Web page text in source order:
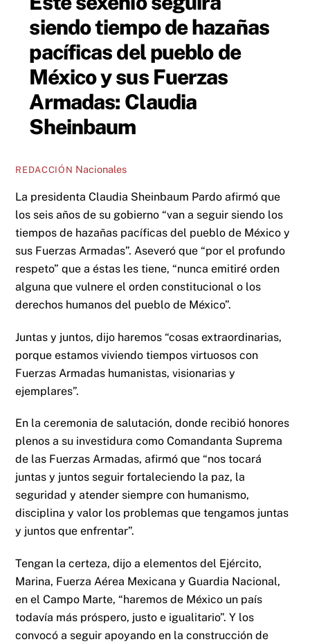
siendo tiempo de hazañas
pacíficas del pueblo de
México y sus Fuerzas
Armadas: Claudia
Sheinbaum
REDACCIÓN Nacionales
La presidenta Claudia Sheinbaum Pardo afirmó que
los seis años de su gobierno “van a seguir siendo los
tiempos de hazañas pacíficas del pueblo de México y
sus Fuerzas Armadas”. Aseveró que “por el profundo
respeto” que a éstas les tiene, “nunca emitiré orden
alguna que vulnere el orden constitucional o los
derechos humanos del pueblo de México”.
Juntas y juntos, dijo haremos “cosas extraordinarias,
porque estamos viviendo tiempos virtuosos con
Fuerzas Armadas humanistas, visionarias y
ejemplares”.
En la ceremonia de salutación, donde recibió honores
plenos a su investidura como Comandanta Suprema
de las Fuerzas Armadas, afirmó que “nos tocará
juntas y juntos seguir fortaleciendo la paz, la
seguridad y atender siempre con humanismo,
disciplina y valor los problemas que tengamos juntas
y juntos que enfrentar”.
Tengan la certeza, dijo a elementos del Ejército,
Marina, Fuerza Aérea Mexicana y Guardia Nacional,
en el Campo Marte, “haremos de México un país
todavía más próspero, justo e igualitario”. Y los
convocó a seguir apoyando en la construcción de